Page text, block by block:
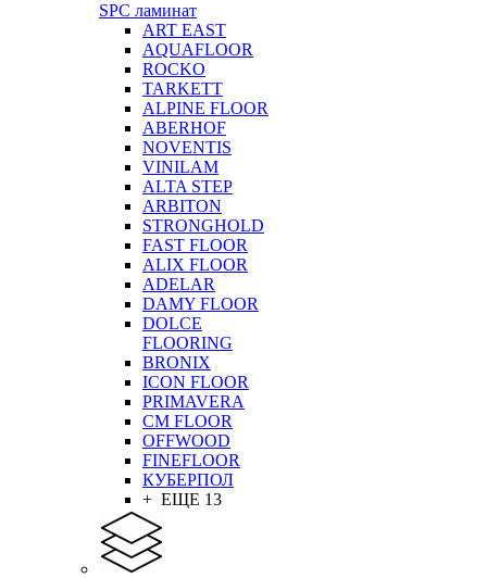
SPC ламинат
ART EAST
AQUAFLOOR
ROCKO
TARKETT
ALPINE FLOOR
ABERHOF
NOVENTIS
VINILAM
ALTA STEP
ARBITON
STRONGHOLD
FAST FLOOR
ALIX FLOOR
ADELAR
DAMY FLOOR
DOLCE
FLOORING
BRONIX
ICON FLOOR
PRIMAVERA
CM FLOOR
OFFWOOD
FINEFLOOR
КУБЕРПОЛ
+ ЕЩЕ 13